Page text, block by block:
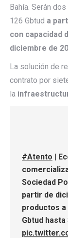
Bahía. Serán
126 Gbtud a
con capacidad
diciembre de
La solución de
contrato por
la
#Atento |
Sociedad
partir de
productos
Gbtud hasta